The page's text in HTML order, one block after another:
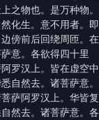
之物也。是万种物。
化生。意不用者。即
傍前后回绕周匝。在
意。各欲得四十里
罗汉上。皆在虚空中
自然去。诸菩萨意。
萨阿罗汉上。华皆复
然去。诸菩萨意。各